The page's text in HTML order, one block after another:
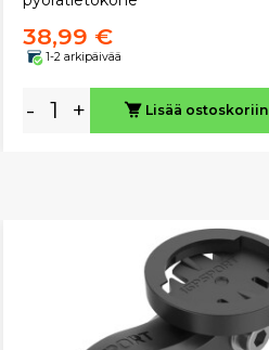
38,99 €
1-2 arkipäivää
- + Lisää ostoskoriin